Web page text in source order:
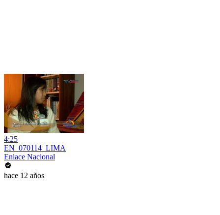
4:25
EN_070114_LIMA
Enlace Nacional
hace 12 años